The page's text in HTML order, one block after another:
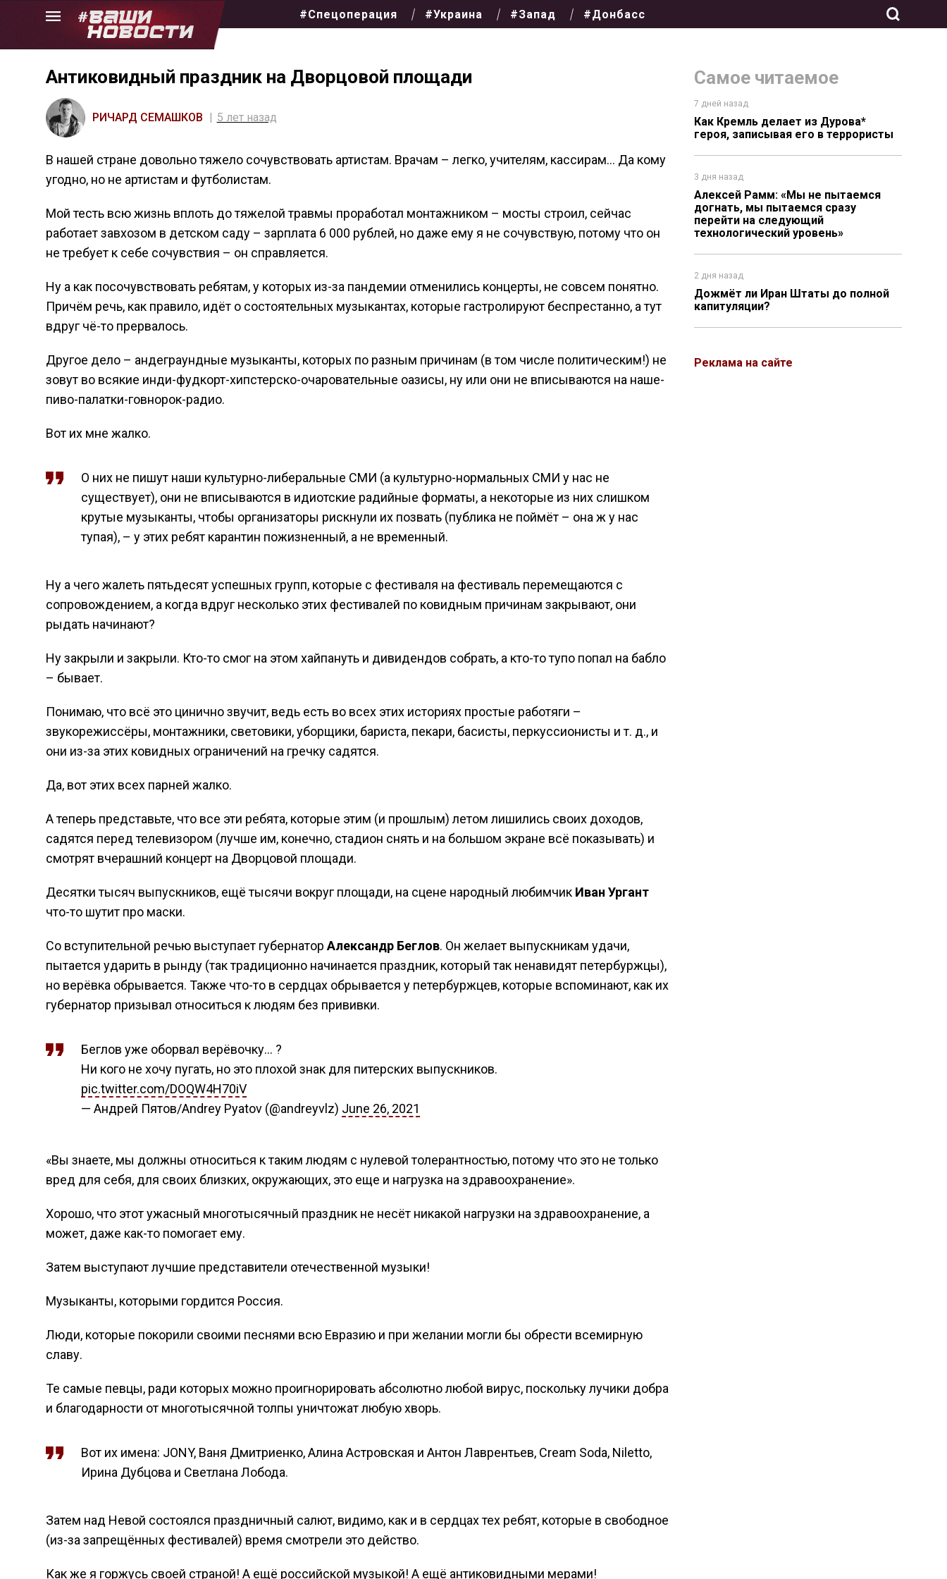
Skip
#Спецоперация #Украина #Запад #Донбасс
Самое читаемое
7 дней назад
Как Кремль делает из Дурова*
героя, записывая его в террористы
3 дня назад
Алексей Рамм: «Мы не пытаемся
догнать, мы пытаемся сразу
перейти на следующий
технологический уровень»
2 дня назад
Дожмёт ли Иран Штаты до полной
капитуляции?
Реклама на сайте
Антиковидный праздник на Дворцовой площади
РИЧАРД СЕМАШКОВ 5 лет назад
В нашей стране довольно тяжело сочувствовать артистам. Врачам – легко, учителям, кассирам… Да кому
угодно, но не артистам и футболистам.
Мой тесть всю жизнь вплоть до тяжелой травмы проработал монтажником – мосты строил, сейчас
работает завхозом в детском саду – зарплата 6 000 рублей, но даже ему я не сочувствую, потому что он
не требует к себе сочувствия – он справляется.
Ну а как посочувствовать ребятам, у которых из-за пандемии отменились концерты, не совсем понятно.
Причём речь, как правило, идёт о состоятельных музыкантах, которые гастролируют беспрестанно, а тут
вдруг чё-то прервалось.
Другое дело – андеграундные музыканты, которых по разным причинам (в том числе политическим!) не
зовут во всякие инди-фудкорт-хипстерско-очаровательные оазисы, ну или они не вписываются на наше-
пиво-палатки-говнорок-радио.
Вот их мне жалко.
О них не пишут наши культурно-либеральные СМИ (а культурно-нормальных СМИ у нас не
существует), они не вписываются в идиотские радийные форматы, а некоторые из них слишком
крутые музыканты, чтобы организаторы рискнули их позвать (публика не поймёт – она ж у нас
тупая), – у этих ребят карантин пожизненный, а не временный.
Ну а чего жалеть пятьдесят успешных групп, которые с фестиваля на фестиваль перемещаются с
сопровождением, а когда вдруг несколько этих фестивалей по ковидным причинам закрывают, они
рыдать начинают?
Ну закрыли и закрыли. Кто-то смог на этом хайпануть и дивидендов собрать, а кто-то тупо попал на бабло
– бывает.
Понимаю, что всё это цинично звучит, ведь есть во всех этих историях простые работяги –
звукорежиссёры, монтажники, световики, уборщики, бариста, пекари, басисты, перкуссионисты и т. д., и
они из-за этих ковидных ограничений на гречку садятся.
Да, вот этих всех парней жалко.
А теперь представьте, что все эти ребята, которые этим (и прошлым) летом лишились своих доходов,
садятся перед телевизором (лучше им, конечно, стадион снять и на большом экране всё показывать) и
смотрят вчерашний концерт на Дворцовой площади.
Десятки тысяч выпускников, ещё тысячи вокруг площади, на сцене народный любимчик Иван Ургант
что-то шутит про маски.
Со вступительной речью выступает губернатор Александр Беглов. Он желает выпускникам удачи,
пытается ударить в рынду (так традиционно начинается праздник, который так ненавидят петербуржцы),
но верёвка обрывается. Также что-то в сердцах обрывается у петербуржцев, которые вспоминают, как их
губернатор призывал относиться к людям без прививки.
Беглов уже оборвал верёвочку… ?
Ни кого не хочу пугать, но это плохой знак для питерских выпускников.
pic.twitter.com/DOQW4H70iV
— Aндpeй Пятов/Andrey Pyatov (@andreyvlz) June 26, 2021
«Вы знаете, мы должны относиться к таким людям с нулевой толерантностью, потому что это не только
вред для себя, для своих близких, окружающих, это еще и нагрузка на здравоохранение».
Хорошо, что этот ужасный многотысячный праздник не несёт никакой нагрузки на здравоохранение, а
может, даже как-то помогает ему.
Затем выступают лучшие представители отечественной музыки!
Музыканты, которыми гордится Россия.
Люди, которые покорили своими песнями всю Евразию и при желании могли бы обрести всемирную
славу.
Те самые певцы, ради которых можно проигнорировать абсолютно любой вирус, поскольку лучики добра
и благодарности от многотысячной толпы уничтожат любую хворь.
Вот их имена: JONY, Ваня Дмитриенко, Алина Астровская и Антон Лаврентьев, Cream Soda, Niletto,
Ирина Дубцова и Светлана Лобода.
Затем над Невой состоялся праздничный салют, видимо, как и в сердцах тех ребят, которые в свободное
(из-за запрещённых фестивалей) время смотрели это действо.
Как же я горжусь своей страной! А ещё российской музыкой! А ещё антиковидными мерами!